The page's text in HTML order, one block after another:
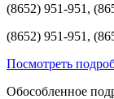
(8652) 951-951,
(8652) 951-951,
Посмотреть
Обособленное